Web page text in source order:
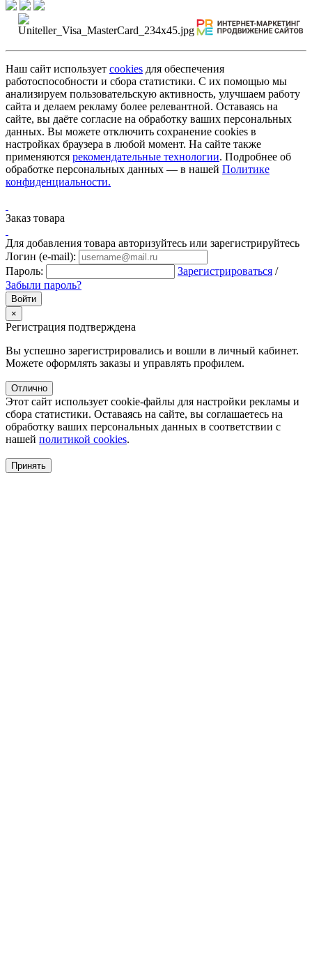
Наш сайт использует cookies для обеспечения
работоспособности и сбора статистики. С их помощью мы
анализируем пользовательскую активность, улучшаем работу
сайта и делаем рекламу более релевантной. Оставаясь на
сайте, вы даёте согласие на обработку ваших персональных
данных. Вы можете отключить сохранение cookies в
настройках браузера в любой момент. На сайте также
применяются рекомендательные технологии. Подробнее об
обработке персональных данных — в нашей Политике
конфиденциальности.
Заказ товара
Для добавления товара авторизуйтесь или зарегистрируйтесь
Логин (e-mail):
Пароль:
Зарегистрироваться /
Забыли пароль?
×
Регистрация подтверждена
Вы успешно зарегистрировались и вошли в личный кабинет.
Можете оформлять заказы и управлять профилем.
Отлично
Этот сайт использует cookie-файлы для настройки рекламы и
сбора статистики. Оставаясь на сайте, вы соглашаетесь на
обработку ваших персональных данных в соответствии с
нашей политикой cookies.
Принять